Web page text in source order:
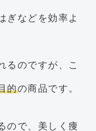
ぎなどを効率よ
るのですが、こ
的の商品です。
ので、美しく痩